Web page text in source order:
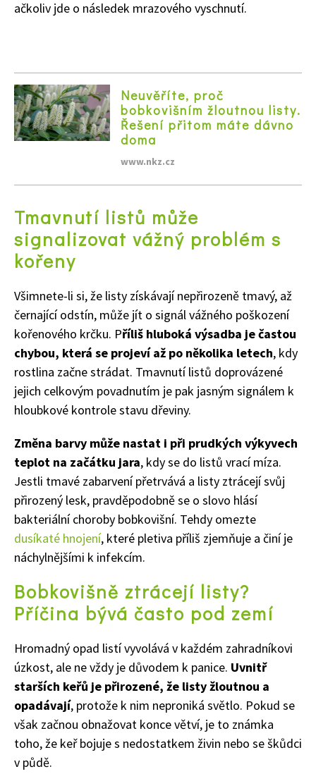
ačkoliv jde o následek mrazového vyschnutí.
Neuvěříte, proč
bobkovišním žloutnou listy.
Řešení přitom máte dávno
doma
www.nkz.cz
Tmavnutí listů může
signalizovat vážný problém s
kořeny
Všimnete-li si, že listy získávají nepřirozeně tmavý, až
černající odstín, může jít o signál vážného poškození
kořenového krčku. Příliš hluboká výsadba je častou
chybou, která se projeví až po několika letech, kdy
rostlina začne strádat. Tmavnutí listů doprovázené
jejich celkovým povadnutím je pak jasným signálem k
hloubkové kontrole stavu dřeviny.
Změna barvy může nastat i při prudkých výkyvech
teplot na začátku jara, kdy se do listů vrací míza.
Jestli tmavé zabarvení přetrvává a listy ztrácejí svůj
přirozený lesk, pravděpodobně se o slovo hlásí
bakteriální choroby bobkovišní. Tehdy omezte
dusíkaté hnojení, které pletiva příliš zjemňuje a činí je
náchylnějšími k infekcím.
Bobkovišně ztrácejí listy?
Příčina bývá často pod zemí
Hromadný opad listí vyvolává v každém zahradníkovi
úzkost, ale ne vždy je důvodem k panice. Uvnitř
starších keřů je přirozené, že listy žloutnou a
opadávají, protože k nim neproniká světlo. Pokud se
však začnou obnažovat konce větví, je to známka
toho, že keř bojuje s nedostatkem živin nebo se škůdci
v půdě.